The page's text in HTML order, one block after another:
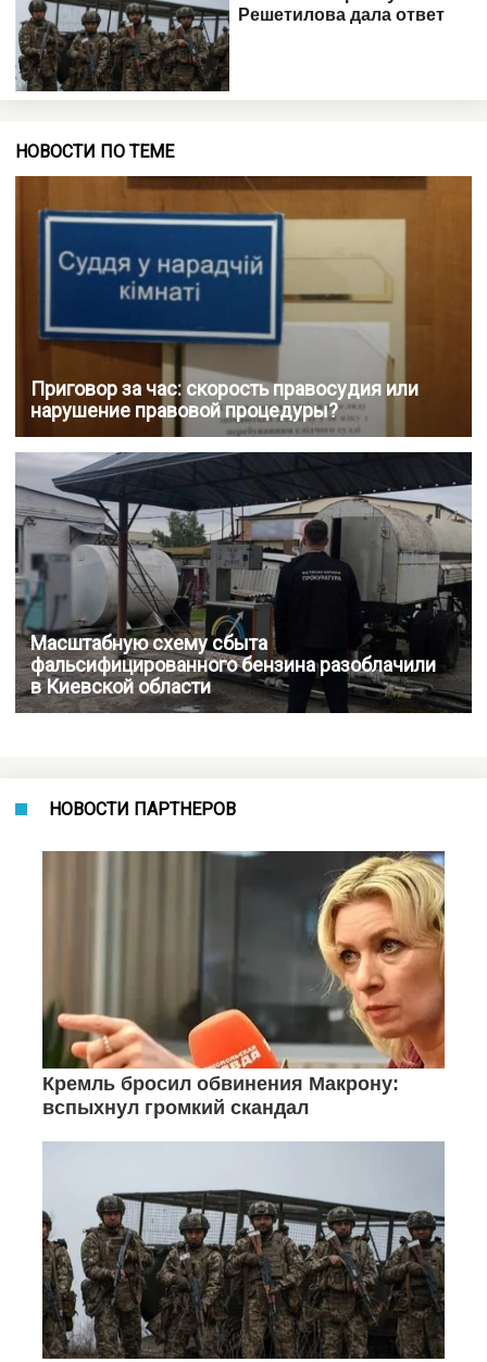
НОВОСТИ ПО ТЕМЕ
Приговор за час: скорость правосудия или
нарушение правовой процедуры?
Масштабную схему сбыта
фальсифицированного бензина разоблачили
в Киевской области
НОВОСТИ ПАРТНЕРОВ